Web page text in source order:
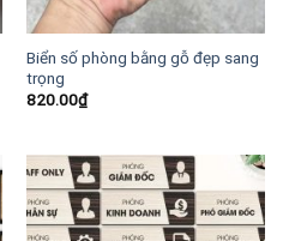
Biển số phòng bằng gỗ đẹp sang
trọng
820.00₫